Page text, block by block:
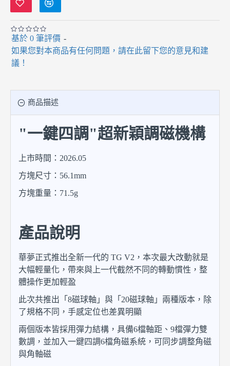
基於 0 筆評價 -
如果您對本商品有任何問題，請在此留下您的意見和建
議！
商品描述
"一鍵四調"超新穎調磁機構
上市時間：2026.05
方塊尺寸：56.1mm
方塊重量：71.5g
產品說明
華夢正式推出全新一代的 TG V2，本次最大改動就是
大幅輕量化，帶來與上一代截然不同的轉動慣性，整
體操作更加輕盈
此次共推出「8磁球軸」與「20磁球軸」兩種版本，除
了規格不同，手感定位也差異明顯
兩個版本皆採用彈力結構，具備6檔軸距、9檔彈力雙
數調，並加入一鍵四調6檔角磁系統，可同步調整角磁
與角軸磁